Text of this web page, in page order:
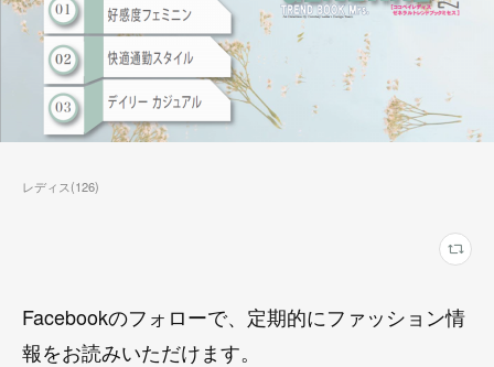
レディス(126)
Facebookのフォローで、定期的にファッション情
報をお読みいただけます。